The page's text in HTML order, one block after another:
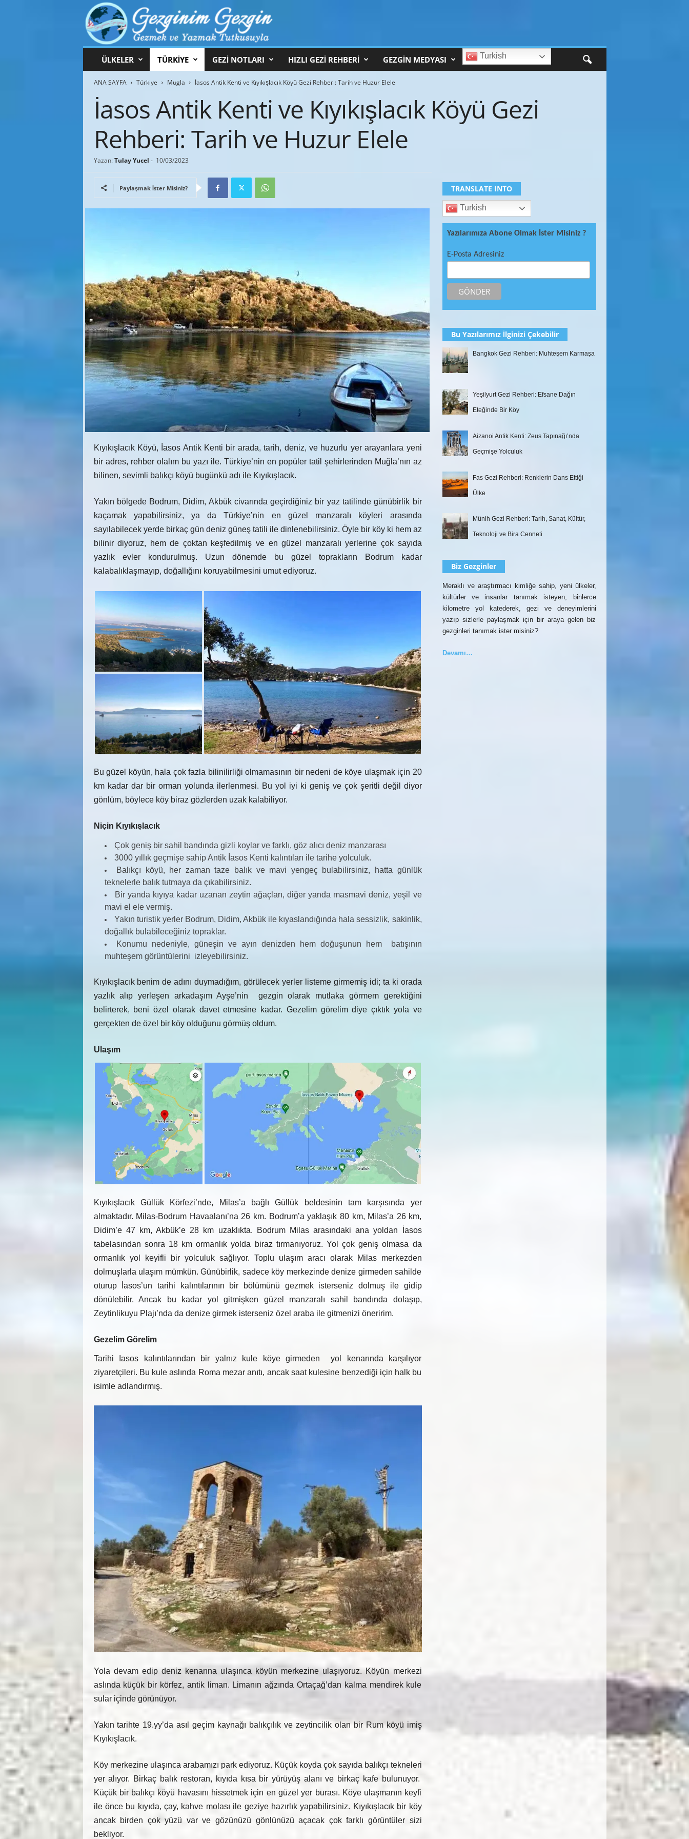
z
ÜLKELER TÜRKİYE GEZİ NOTLARI HIZLI GEZİ REHBERİ GEZGİN MEDYASI Turkish
ANA SAYFA Türkiye Mugla İasos Antik Kenti ve Kıyıkışlacık Köyü Gezi Rehberi: Tarih ve Huzur Elele
İasos Antik Kenti ve Kıyıkışlacık Köyü Gezi
Rehberi: Tarih ve Huzur Elele
Yazan: Tulay Yucel - 10/03/2023
Paylaşmak İster Misiniz?
Kıyıkışlacık Köyü, İasos Antik Kenti bir arada, tarih, deniz, ve huzurlu yer arayanlara yeni
bir adres, rehber olalım bu yazı ile. Türkiye’nin en popüler tatil şehirlerinden Muğla’nın az
bilinen, sevimli balıkçı köyü bugünkü adı ile Kıyıkışlacık.
Yakın bölgede Bodrum, Didim, Akbük civarında geçirdiğiniz bir yaz tatilinde günübirlik bir
kaçamak yapabilirsiniz, ya da Türkiye’nin en güzel manzaralı köyleri arasında
sayılabilecek yerde birkaç gün deniz güneş tatili ile dinlenebilirsiniz. Öyle bir köy ki hem az
bilinir diyoruz, hem de çoktan keşfedilmiş ve en güzel manzaralı yerlerine çok sayıda
yazlık evler kondurulmuş. Uzun dönemde bu güzel toprakların Bodrum kadar
kalabalıklaşmayıp, doğallığını koruyabilmesini umut ediyoruz.
Bu güzel köyün, hala çok fazla bilinilirliği olmamasının bir nedeni de köye ulaşmak için 20
km kadar dar bir orman yolunda ilerlenmesi. Bu yol iyi ki geniş ve çok şeritli değil diyor
gönlüm, böylece köy biraz gözlerden uzak kalabiliyor.
Niçin Kıyıkışlacık
Çok geniş bir sahil bandında gizli koylar ve farklı, göz alıcı deniz manzarası
3000 yıllık geçmişe sahip Antik İasos Kenti kalıntıları ile tarihe yolculuk.
Balıkçı köyü, her zaman taze balık ve mavi yengeç bulabilirsiniz, hatta günlük
teknelerle balık tutmaya da çıkabilirsiniz.
Bir yanda kıyıya kadar uzanan zeytin ağaçları, diğer yanda masmavi deniz, yeşil ve
mavi el ele vermiş.
Yakın turistik yerler Bodrum, Didim, Akbük ile kıyaslandığında hala sessizlik, sakinlik,
doğallık bulabileceğiniz topraklar.
Konumu nedeniyle, güneşin ve ayın denizden hem doğuşunun hem batışının
muhteşem görüntülerini izleyebilirsiniz.
Kıyıkışlacık benim de adını duymadığım, görülecek yerler listeme girmemiş idi; ta ki orada
yazlık alıp yerleşen arkadaşım Ayşe’nin gezgin olarak mutlaka görmem gerektiğini
belirterek, beni özel olarak davet etmesine kadar. Gezelim görelim diye çıktık yola ve
gerçekten de özel bir köy olduğunu görmüş oldum.
Ulaşım
Kıyıkışlacık Güllük Körfezi’nde, Milas’a bağlı Güllük beldesinin tam karşısında yer
almaktadır. Milas-Bodrum Havaalanı’na 26 km. Bodrum’a yaklaşık 80 km, Milas’a 26 km,
Didim’e 47 km, Akbük’e 28 km uzaklıkta. Bodrum Milas arasındaki ana yoldan İasos
tabelasından sonra 18 km ormanlık yolda biraz tırmanıyoruz. Yol çok geniş olmasa da
ormanlık yol keyifli bir yolculuk sağlıyor. Toplu ulaşım aracı olarak Milas merkezden
dolmuşlarla ulaşım mümkün. Günübirlik, sadece köy merkezinde denize girmeden sahilde
oturup İasos’un tarihi kalıntılarının bir bölümünü gezmek isterseniz dolmuş ile gidip
dönülebilir. Ancak bu kadar yol gitmişken güzel manzaralı sahil bandında dolaşıp,
Zeytinlikuyu Plajı’nda da denize girmek isterseniz özel araba ile gitmenizi öneririm.
Gezelim Görelim
Tarihi Iasos kalıntılarından bir yalnız kule köye girmeden yol kenarında karşılıyor
ziyaretçileri. Bu kule aslında Roma mezar anıtı, ancak saat kulesine benzediği için halk bu
isimle adlandırmış.
Yola devam edip deniz kenarına ulaşınca köyün merkezine ulaşıyoruz. Köyün merkezi
aslında küçük bir körfez, antik liman. Limanın ağzında Ortaçağ’dan kalma mendirek kule
sular içinde görünüyor.
Yakın tarihte 19.yy’da asıl geçim kaynağı balıkçılık ve zeytincilik olan bir Rum köyü imiş
Kıyıkışlacık.
Köy merkezine ulaşınca arabamızı park ediyoruz. Küçük koyda çok sayıda balıkçı tekneleri
yer alıyor. Birkaç balık restoran, kıyıda kısa bir yürüyüş alanı ve birkaç kafe bulunuyor.
Küçük bir balıkçı köyü havasını hissetmek için en güzel yer burası. Köye ulaşmanın keyfi
ile önce bu kıyıda, çay, kahve molası ile geziye hazırlık yapabilirsiniz. Kıyıkışlacık bir köy
ancak birden çok yüzü var ve gözünüzü gönlünüzü açacak çok farklı görüntüler sizi
bekliyor.
TRANSLATE INTO
Turkish
Yazılarımıza Abone Olmak İster Misiniz ?
E-Posta Adresiniz
Bu Yazılarımız İlginizi Çekebilir
Bangkok Gezi Rehberi: Muhteşem Karmaşa
Yeşilyurt Gezi Rehberi: Efsane Dağın
Eteğinde Bir Köy
Aizanoi Antik Kenti: Zeus Tapınağı’nda
Geçmişe Yolculuk
Fas Gezi Rehberi: Renklerin Dans Ettiği
Ülke
Münih Gezi Rehberi: Tarih, Sanat, Kültür,
Teknoloji ve Bira Cenneti
Biz Gezginler
Meraklı ve araştırmacı kimliğe sahip, yeni ülkeler,
kültürler ve insanlar tanımak isteyen, binlerce
kilometre yol katederek, gezi ve deneyimlerini
yazıp sizlerle paylaşmak için bir araya gelen biz
gezginleri tanımak ister misiniz?
Devamı…